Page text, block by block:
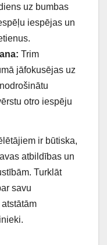
uz bumbas
iespējas un
Trim
jāfokusējas uz
otro iespēju
ir būtiska,
atbildības un
Turklāt
savu